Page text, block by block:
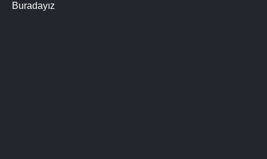
Buradayız